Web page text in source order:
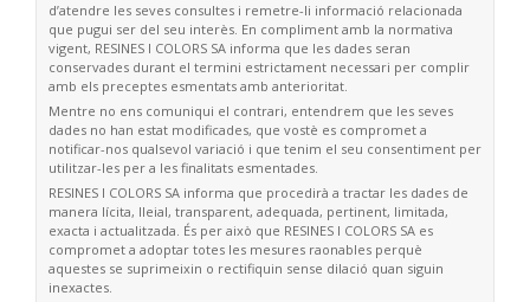
d’atendre les seves consultes i remetre-li informació relacionada
que pugui ser del seu interès. En compliment amb la normativa
vigent, RESINES I COLORS SA informa que les dades seran
conservades durant el termini estrictament necessari per complir
amb els preceptes esmentats amb anterioritat.
Mentre no ens comuniqui el contrari, entendrem que les seves
dades no han estat modificades, que vostè es compromet a
notificar-nos qualsevol variació i que tenim el seu consentiment per
utilitzar-les per a les finalitats esmentades.
RESINES I COLORS SA informa que procedirà a tractar les dades de
manera lícita, lleial, transparent, adequada, pertinent, limitada,
exacta i actualitzada. És per això que RESINES I COLORS SA es
compromet a adoptar totes les mesures raonables perquè
aquestes se suprimeixin o rectifiquin sense dilació quan siguin
inexactes.